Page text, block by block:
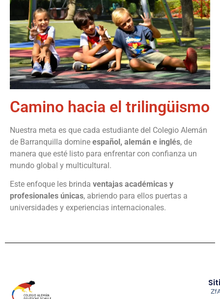
Camino hacia el trilingüismo
Nuestra meta es que cada estudiante del Colegio Alemán
de Barranquilla domine español, alemán e inglés, de
manera que esté listo para enfrentar con confianza un
mundo global y multicultural.
Este enfoque les brinda ventajas académicas y
profesionales únicas, abriendo para ellos puertas a
universidades y experiencias internacionales.